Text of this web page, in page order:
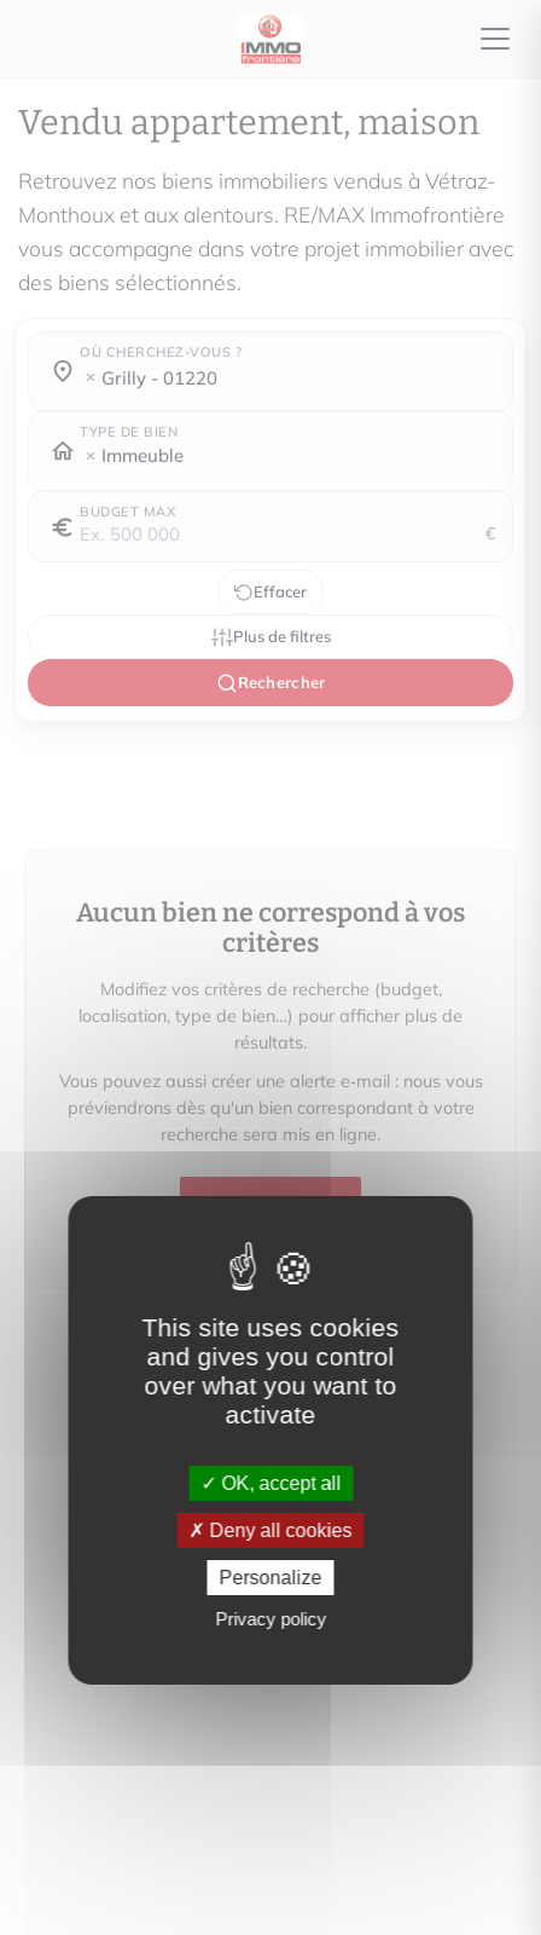
Vendu appartement, maison
Retrouvez nos biens immobiliers vendus à Vétraz-
Monthoux et aux alentours. RE/MAX Immofrontière
vous accompagne dans votre projet immobilier avec
des biens sélectionnés.
OÙ CHERCHEZ-VOUS ?
Où cherchez-vous ?
grilly - 01220
Où cherchez-vous ?
TYPE DE BIEN
Immeuble
BUDGET MAX
€
Effacer
Plus de filtres
Rechercher
Aucun bien ne correspond à vos
critères
Modifiez vos critères de recherche (budget,
localisation, type de bien…) pour afficher plus de
résultats.
Vous pouvez aussi créer une alerte e‑mail : nous vous
préviendrons dès qu'un bien correspondant à votre
recherche sera mis en ligne.
This site uses cookies
and gives you control
over what you want to
activate
OK, accept all
Deny all cookies
Personalize
Privacy policy